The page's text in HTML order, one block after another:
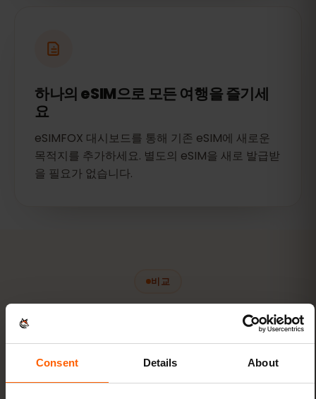
Consent Details About
하나의 eSIM으로 모든 여행을 즐기세
요
eSIMFOX 대시보드를 통해 기존 eSIM에 새로운
목적지를 추가하세요. 별도의 eSIM을 새로 발급받
을 필요가 없습니다.
비교
현지
SIM?